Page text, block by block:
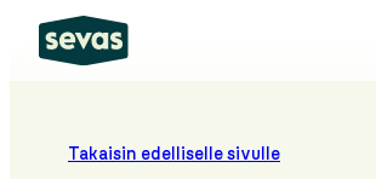
Siirry
sisältöön
Takaisin edelliselle sivulle